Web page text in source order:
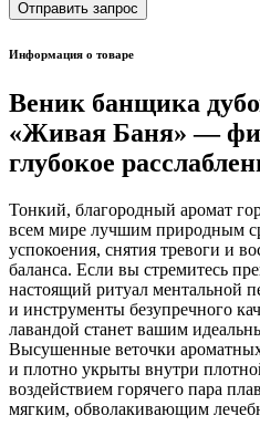
Отправить запрос
Информация о товаре
Веник банщика
«Живая Баня» —
глубокое
Тонкий, благородный аромат
всем мире лучшим природным
успокоения, снятия тревоги и
баланса. Если вы стремитесь
настоящий ритуал ментальной
и инструменты безупречного
лавандой станет вашим
Высушенные веточки
и плотно укрыты внутри
воздействием горячего пара
мягким, обволакивающим